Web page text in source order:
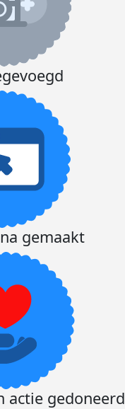
gemaakt
actie gedoneerd